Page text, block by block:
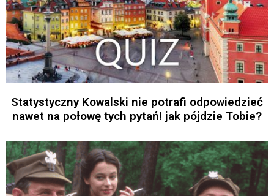
Statystyczny Kowalski nie potrafi odpowiedzieć
nawet na połowę tych pytań! jak pójdzie Tobie?